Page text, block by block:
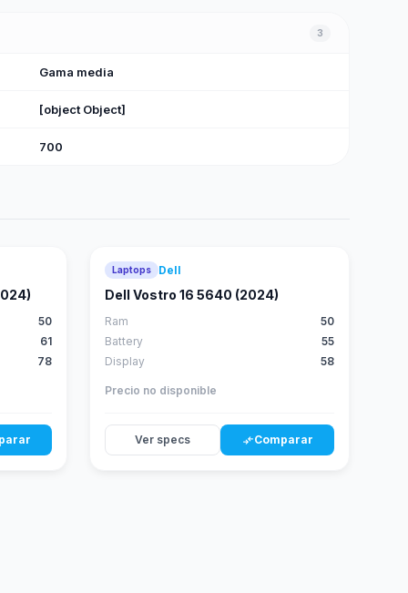
3
Gama media
[object Object]
700
50
61
78
Laptops Dell
Dell Vostro 16 5640 (2024)
Ram
50
Battery
55
Display
58
Precio no disponible
Ver specs compare_arrowsComparar